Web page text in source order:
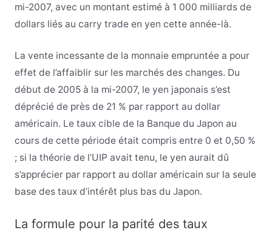
mi-2007, avec un montant estimé à 1 000 milliards de
dollars liés au carry trade en yen cette année-là.
La vente incessante de la monnaie empruntée a pour
effet de l’affaiblir sur les marchés des changes. Du
début de 2005 à la mi-2007, le yen japonais s’est
déprécié de près de 21 % par rapport au dollar
américain. Le taux cible de la Banque du Japon au
cours de cette période était compris entre 0 et 0,50 %
; si la théorie de l’UIP avait tenu, le yen aurait dû
s’apprécier par rapport au dollar américain sur la seule
base des taux d’intérêt plus bas du Japon.
La formule pour la parité des taux